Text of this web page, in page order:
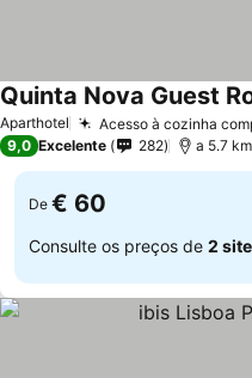
Aparthotel Acesso à cozinha
Quinta Nova Guest
9,0 Excelente 282 a 5.7
De € 60
Consulte os preços de 2